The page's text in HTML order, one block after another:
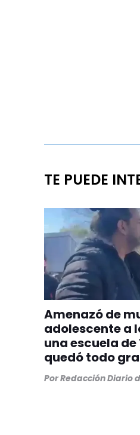
TE PUEDE
Amenazó de
adolescente a
una escuela
quedó todo
PorRedacción Diario